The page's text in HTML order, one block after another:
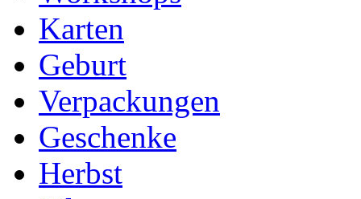
Karten
Geburt
Verpackungen
Geschenke
Herbst